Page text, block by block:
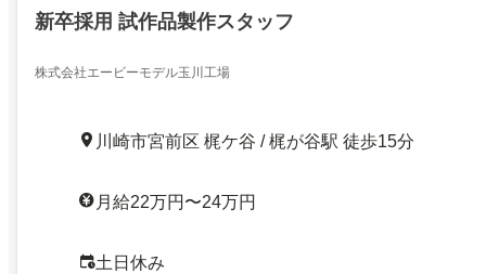
新卒採用 試作品製作スタッフ
株式会社エービーモデル玉川工場
川崎市宮前区 梶ケ谷 / 梶が谷駅 徒歩15分
月給22万円〜24万円
土日休み